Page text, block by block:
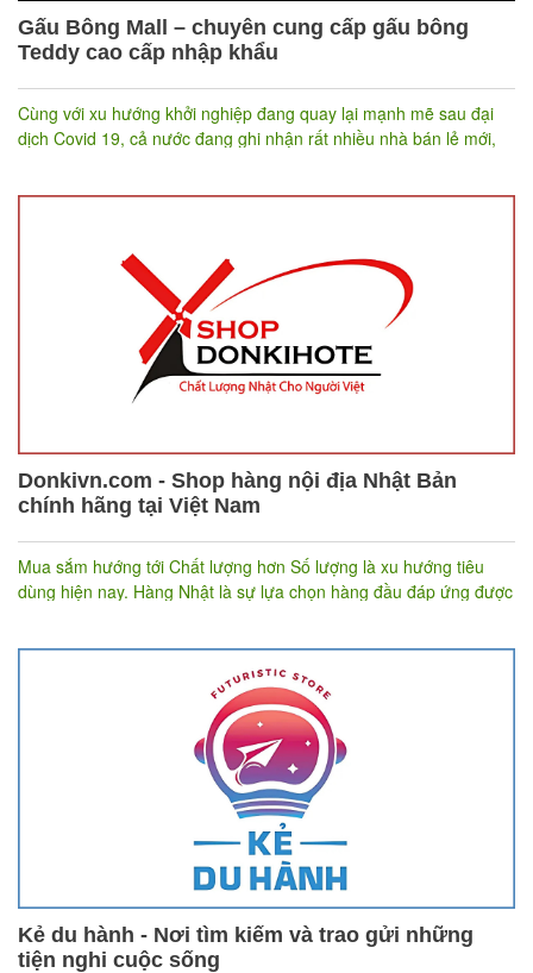
Gấu Bông Mall – chuyên cung cấp gấu bông
Teddy cao cấp nhập khẩu
Cùng với xu hướng khởi nghiệp đang quay lại mạnh mẽ sau đại
dịch Covid 19, cả nước đang ghi nhận rất nhiều nhà bán lẻ mới,
quản lý tồn kho mạnh mẽ của Nhanh.vn chắc hẳn sẽ giúp Gấu
Bông Mall nhanh chóng đột phá.
Donkivn.com - Shop hàng nội địa Nhật Bản
chính hãng tại Việt Nam
Mua sắm hướng tới Chất lượng hơn Số lượng là xu hướng tiêu
dùng hiện nay. Hàng Nhật là sự lựa chọn hàng đầu đáp ứng được
Kẻ du hành - Nơi tìm kiếm và trao gửi những
tiện nghi cuộc sống